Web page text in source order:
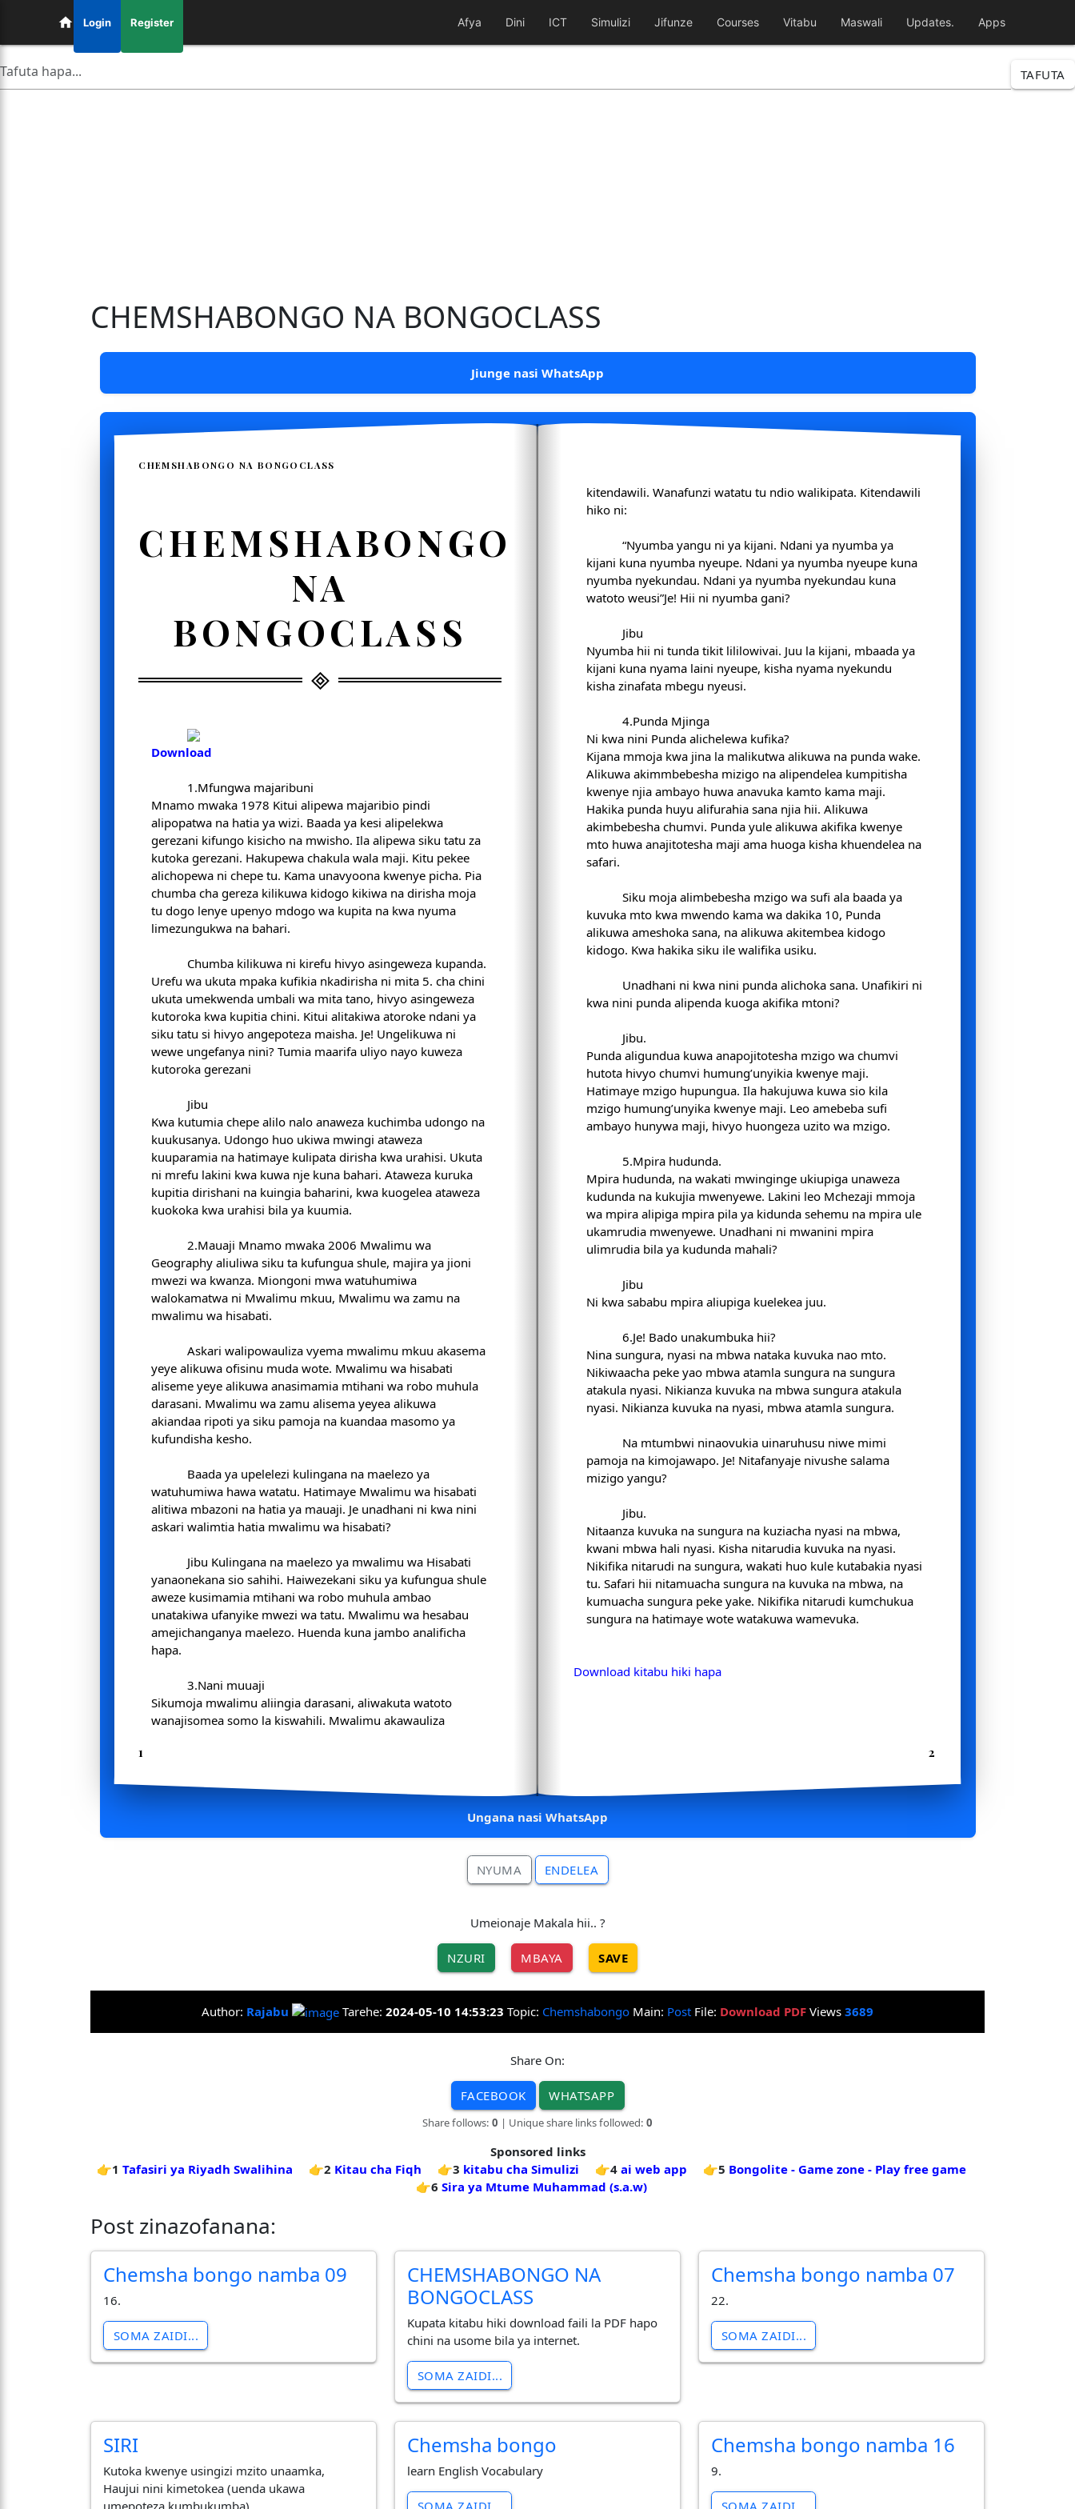
Login Register Afya Dini ICT Simulizi Jifunze Courses Vitabu Maswali Updates. Apps
TAFUTA
CHEMSHABONGO NA BONGOCLASS
Jiunge nasi WhatsApp
CHEMSHABONGO NA BONGOCLASS
CHEMSHABONGO
NA
BONGOCLASS
Download
1.Mfungwa majaribuni
Mnamo mwaka 1978 Kitui alipewa majaribio pindi
alipopatwa na hatia ya wizi. Baada ya kesi alipelekwa
gerezani kifungo kisicho na mwisho. Ila alipewa siku tatu za
kutoka gerezani. Hakupewa chakula wala maji. Kitu pekee
alichopewa ni chepe tu. Kama unavyoona kwenye picha. Pia
chumba cha gereza kilikuwa kidogo kikiwa na dirisha moja
tu dogo lenye upenyo mdogo wa kupita na kwa nyuma
limezungukwa na bahari.
Chumba kilikuwa ni kirefu hivyo asingeweza kupanda.
Urefu wa ukuta mpaka kufikia nkadirisha ni mita 5. cha chini
ukuta umekwenda umbali wa mita tano, hivyo asingeweza
kutoroka kwa kupitia chini. Kitui alitakiwa atoroke ndani ya
siku tatu si hivyo angepoteza maisha. Je! Ungelikuwa ni
wewe ungefanya nini? Tumia maarifa uliyo nayo kuweza
kutoroka gerezani
Jibu
Kwa kutumia chepe alilo nalo anaweza kuchimba udongo na
kuukusanya. Udongo huo ukiwa mwingi ataweza
kuuparamia na hatimaye kulipata dirisha kwa urahisi. Ukuta
ni mrefu lakini kwa kuwa nje kuna bahari. Ataweza kuruka
kupitia dirishani na kuingia baharini, kwa kuogelea ataweza
kuokoka kwa urahisi bila ya kuumia.
2.Mauaji Mnamo mwaka 2006 Mwalimu wa
Geography aliuliwa siku ta kufungua shule, majira ya jioni
mwezi wa kwanza. Miongoni mwa watuhumiwa
walokamatwa ni Mwalimu mkuu, Mwalimu wa zamu na
mwalimu wa hisabati.
Askari walipowauliza vyema mwalimu mkuu akasema
yeye alikuwa ofisinu muda wote. Mwalimu wa hisabati
aliseme yeye alikuwa anasimamia mtihani wa robo muhula
darasani. Mwalimu wa zamu alisema yeyea alikuwa
akiandaa ripoti ya siku pamoja na kuandaa masomo ya
kufundisha kesho.
Baada ya upelelezi kulingana na maelezo ya
watuhumiwa hawa watatu. Hatimaye Mwalimu wa hisabati
alitiwa mbazoni na hatia ya mauaji. Je unadhani ni kwa nini
askari walimtia hatia mwalimu wa hisabati?
Jibu Kulingana na maelezo ya mwalimu wa Hisabati
yanaonekana sio sahihi. Haiwezekani siku ya kufungua shule
aweze kusimamia mtihani wa robo muhula ambao
unatakiwa ufanyike mwezi wa tatu. Mwalimu wa hesabau
amejichanganya maelezo. Huenda kuna jambo analificha
hapa.
3.Nani muuaji
Sikumoja mwalimu aliingia darasani, aliwakuta watoto
wanajisomea somo la kiswahili. Mwalimu akawauliza
kitendawili. Wanafunzi watatu tu ndio walikipata. Kitendawili
hiko ni:
“Nyumba yangu ni ya kijani. Ndani ya nyumba ya
kijani kuna nyumba nyeupe. Ndani ya nyumba nyeupe kuna
nyumba nyekundau. Ndani ya nyumba nyekundau kuna
watoto weusi”Je! Hii ni nyumba gani?
Jibu
Nyumba hii ni tunda tikit lililowivai. Juu la kijani, mbaada ya
kijani kuna nyama laini nyeupe, kisha nyama nyekundu
kisha zinafata mbegu nyeusi.
4.Punda Mjinga
Ni kwa nini Punda alichelewa kufika?
Kijana mmoja kwa jina la malikutwa alikuwa na punda wake.
Alikuwa akimmbebesha mizigo na alipendelea kumpitisha
kwenye njia ambayo huwa anavuka kamto kama maji.
Hakika punda huyu alifurahia sana njia hii. Alikuwa
akimbebesha chumvi. Punda yule alikuwa akifika kwenye
mto huwa anajitotesha maji ama huoga kisha khuendelea na
safari.
Siku moja alimbebesha mzigo wa sufi ala baada ya
kuvuka mto kwa mwendo kama wa dakika 10, Punda
alikuwa ameshoka sana, na alikuwa akitembea kidogo
kidogo. Kwa hakika siku ile walifika usiku.
Unadhani ni kwa nini punda alichoka sana. Unafikiri ni
kwa nini punda alipenda kuoga akifika mtoni?
Jibu.
Punda aligundua kuwa anapojitotesha mzigo wa chumvi
hutota hivyo chumvi humung’unyikia kwenye maji.
Hatimaye mzigo hupungua. Ila hakujuwa kuwa sio kila
mzigo humung’unyika kwenye maji. Leo amebeba sufi
ambayo hunywa maji, hivyo huongeza uzito wa mzigo.
5.Mpira hudunda.
Mpira hudunda, na wakati mwinginge ukiupiga unaweza
kudunda na kukujia mwenyewe. Lakini leo Mchezaji mmoja
wa mpira alipiga mpira pila ya kidunda sehemu na mpira ule
ukamrudia mwenyewe. Unadhani ni mwanini mpira
ulimrudia bila ya kudunda mahali?
Jibu
Ni kwa sababu mpira aliupiga kuelekea juu.
6.Je! Bado unakumbuka hii?
Nina sungura, nyasi na mbwa nataka kuvuka nao mto.
Nikiwaacha peke yao mbwa atamla sungura na sungura
atakula nyasi. Nikianza kuvuka na mbwa sungura atakula
nyasi. Nikianza kuvuka na nyasi, mbwa atamla sungura.
Na mtumbwi ninaovukia uinaruhusu niwe mimi
pamoja na kimojawapo. Je! Nitafanyaje nivushe salama
mizigo yangu?
Jibu.
Nitaanza kuvuka na sungura na kuziacha nyasi na mbwa,
kwani mbwa hali nyasi. Kisha nitarudia kuvuka na nyasi.
Nikifika nitarudi na sungura, wakati huo kule kutabakia nyasi
tu. Safari hii nitamuacha sungura na kuvuka na mbwa, na
kumuacha sungura peke yake. Nikifika nitarudi kumchukua
sungura na hatimaye wote watakuwa wamevuka.
Download kitabu hiki hapa
1 2
Ungana nasi WhatsApp
NYUMA ENDELEA
Umeionaje Makala hii.. ?
NZURI MBAYA SAVE
Author: Rajabu Tarehe: 2024-05-10 14:53:23 Topic: Chemshabongo Main: Post File: Download PDF Views 3689
Share On:
FACEBOOK WHATSAPP
Share follows: 0 | Unique share links followed: 0
Sponsored links
👉1 Tafasiri ya Riyadh Swalihina 👉2 Kitau cha Fiqh 👉3 kitabu cha Simulizi 👉4 ai web app 👉5 Bongolite - Game zone - Play free game
👉6 Sira ya Mtume Muhammad (s.a.w)
Post zinazofanana:
Chemsha bongo namba 09
16.
SOMA ZAIDI...
CHEMSHABONGO NA
BONGOCLASS
Kupata kitabu hiki download faili la PDF hapo
chini na usome bila ya internet.
SOMA ZAIDI...
Chemsha bongo namba 07
22.
SOMA ZAIDI...
SIRI
Kutoka kwenye usingizi mzito unaamka,
Haujui nini kimetokea (uenda ukawa
Chemsha bongo
learn English Vocabulary
Chemsha bongo namba 16
9.